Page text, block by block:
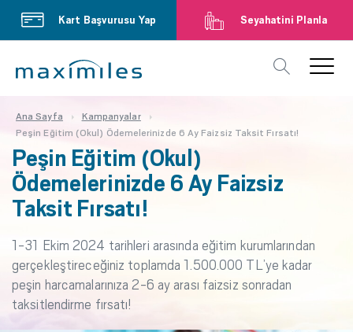
Kart Başvurusu Yap Seyahatini Planla
Ana Sayfa
Kampanyalar
Peşin Eğitim (Okul) Ödemelerinizde 6 Ay Faizsiz Taksit Fırsatı!
Peşin Eğitim (Okul)
Ödemelerinizde 6 Ay Faizsiz
Taksit Fırsatı!
1-31 Ekim 2024 tarihleri arasında eğitim kurumlarından
gerçekleştireceğiniz toplamda 1.500.000 TL’ye kadar
peşin harcamalarınıza 2-6 ay arası faizsiz sonradan
taksitlendirme fırsatı!